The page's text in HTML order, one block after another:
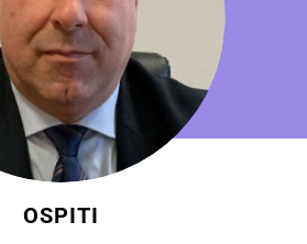
OSPITI